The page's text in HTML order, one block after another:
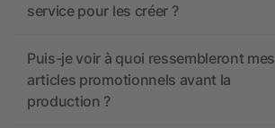
service pour les créer ?
Puis-je voir à quoi ressembleront mes
articles promotionnels avant la
production ?